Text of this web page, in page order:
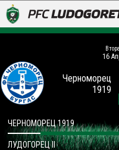
LUDOGORETS TV
НА ТЕРЕНА
СТАДИОН & БАЗИ
КЛУБ
16
Черноморец
1919
ЧЕРНОМОРЕЦ 1919
ЛУДОГОРЕЦ II